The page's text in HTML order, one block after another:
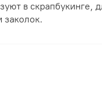
в скрапбукинге,
заколок.